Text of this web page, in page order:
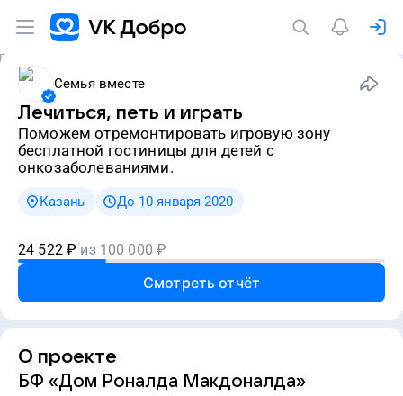
Семья вместе
Лечиться, петь и играть
Поможем отремонтировать игровую зону
бесплатной гостиницы для детей с
онкозаболеваниями.
Казань До 10 января 2020
24 522 ₽ из 100 000 ₽
Смотреть отчёт
О проекте
БФ «Дом Роналда Макдоналда»